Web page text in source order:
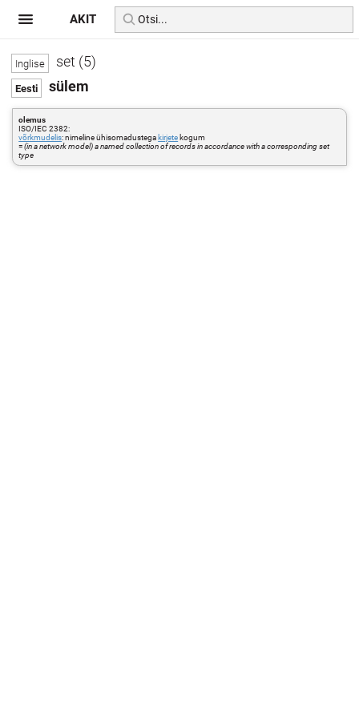
set (5)
sülem
olemus
ISO/IEC 2382:
võrkmudelis: nimeline ühisomadustega kirjete kogum
=(in a network model) a named collection of records in accordance with a corresponding set
type
AKIT